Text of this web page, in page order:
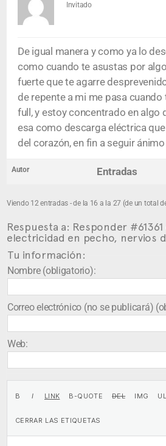
Invitado
De igual manera y como ya lo
como cuando te asustas por
fuerte que te agarre
de repente a mi me pasa cuando
full, y estoy concentrado en algo
esa como descarga eléctrica
del corazón, en fin a seguir
Autor Entradas
Viendo 12 entradas - de la 16 a la 27 (de un total
Respuesta a: Responder
electricidad en pecho, nervios
Tu información:
Nombre (obligatorio):
Correo electrónico (no se publicará)
Web: